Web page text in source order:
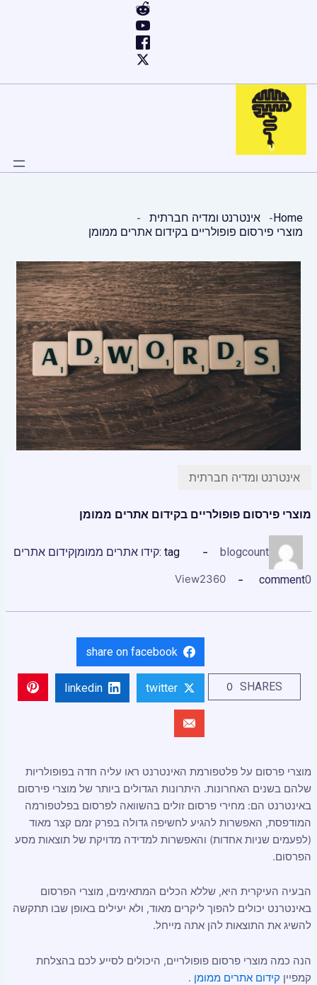
Home
אינטרנט ומדיה חברתית
מוצרי פירסום פופולריים בקידום אתרים ממומן
אינטרנט ומדיה חברתית
מוצרי פירסום פופולריים בקידום אתרים ממומן
blogcount
tag : קידו אתרים ממומןקידום אתרים
0
comment
2360
View
0 SHARES
share on facebook
twitter
linkedin
מוצרי פרסום על פלטפורמת האינטרנט ראו עליה חדה בפופולריות
שלהם בשנים האחרונות. היתרונות הגדולים ביותר של מוצרי פירסום
באינטרנט הם: מחירי פרסום זולים בהשוואה לפרסום בפלטפורמה
המודפסת, האפשרות להגיע לחשיפה גדולה בפרק זמם קצר מאוד
(לפעמים שניות אחדות) והאפשרות למדידה מדויקת של תוצאות מסע
הפרסום.
הבעיה העיקרית היא, שללא הכלים המתאימים, מוצרי הפרסום
באינטרנט יכולים להפוך ליקרים מאוד, ולא יעילים באופן שבו תתקשה
להשיג את התוצאות להן אתה מייחל.
הנה כמה מוצרי פרסום פופולריים, היכולים לסייע לכם בהצלחת
קמפיין קידום אתרים ממומן .